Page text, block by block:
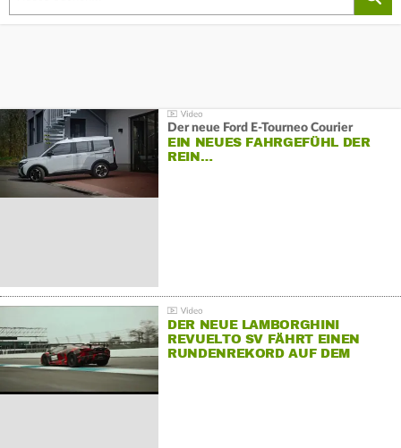
Der neue Ford E-Tourneo Courier
EIN NEUES FAHRGEFÜHL DER
REIN…
DER NEUE LAMBORGHINI
REVUELTO SV FÄHRT EINEN
RUNDENREKORD AUF DEM